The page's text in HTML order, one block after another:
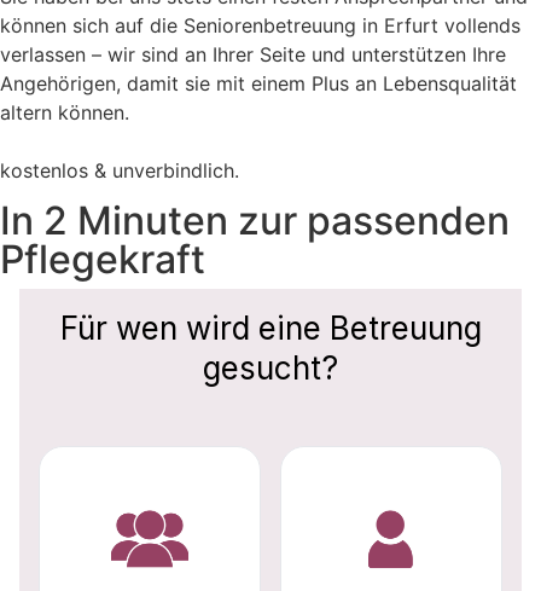
können sich auf die Seniorenbetreuung in Erfurt vollends
verlassen – wir sind an Ihrer Seite und unterstützen Ihre
Angehörigen, damit sie mit einem Plus an Lebensqualität
altern können.
kostenlos & unverbindlich.
In 2 Minuten zur passenden
Pflegekraft